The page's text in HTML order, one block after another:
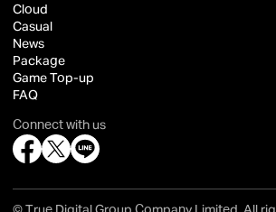
Cloud
Casual
News
Package
Game Top-up
FAQ
Connect with us